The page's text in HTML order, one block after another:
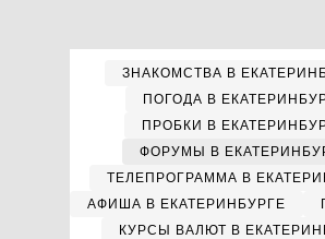
ЗНАКОМСТВА В
ПОГОДА В
ПРОБКИ В
ФОРУМЫ В
ТЕЛЕПРОГРАММА В
АФИША В ЕКАТЕРИНБУРГЕ
КУРСЫ ВАЛЮТ В